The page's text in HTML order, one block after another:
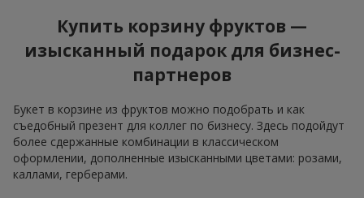
Купить корзину фруктов —
изысканный подарок для бизнес-
партнеров
Букет в корзине из фруктов можно подобрать и как
съедобный презент для коллег по бизнесу. Здесь подойдут
более сдержанные комбинации в классическом
оформлении, дополненные изысканными цветами: розами,
каллами, герберами.